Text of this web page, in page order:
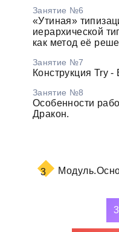
Занятие №6
«Утиная»
иерархической
как метод её
Занятие №7
Конструкция Try -
Занятие №8
Особенности
Дракон.
3 Модуль.